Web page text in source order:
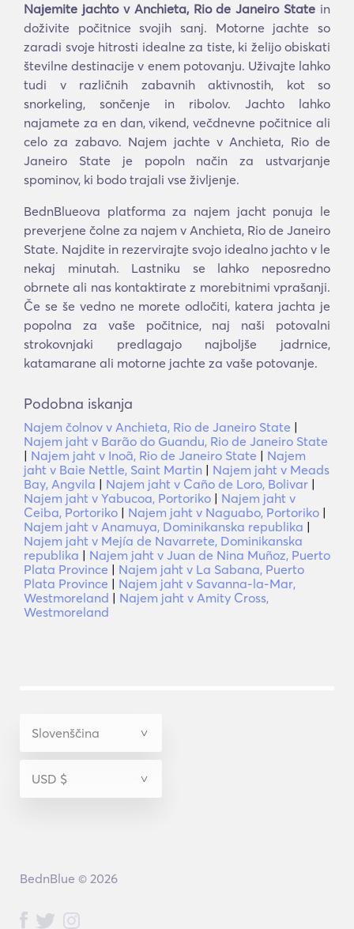
Najemite jachto v Anchieta, Rio de Janeiro State in
doživite počitnice svojih sanj. Motorne jachte so
zaradi svoje hitrosti idealne za tiste, ki želijo obiskati
številne destinacije v enem potovanju. Uživajte lahko
tudi v različnih zabavnih aktivnostih, kot so
snorkeling, sončenje in ribolov. Jachto lahko
najamete za en dan, vikend, večdnevne počitnice ali
celo za zabavo. Najem jachte v Anchieta, Rio de
Janeiro State je popoln način za ustvarjanje
spominov, ki bodo trajali vse življenje.
BednBlueova platforma za najem jacht ponuja le
preverjene čolne za najem v Anchieta, Rio de Janeiro
State. Najdite in rezervirajte svojo idealno jachto v le
nekaj minutah. Lastniku se lahko neposredno
obrnete ali nas kontaktirate z morebitnimi vprašanji.
Če se še vedno ne morete odločiti, katera jachta je
popolna za vaše počitnice, naj naši potovalni
strokovnjaki predlagajo najboljše jadrnice,
katamarane ali motorne jachte za vaše potovanje.
Podobna iskanja
Najem čolnov v Anchieta, Rio de Janeiro State |
Najem jaht v Barão do Guandu, Rio de Janeiro State
| Najem jaht v Inoã, Rio de Janeiro State | Najem
jaht v Baie Nettle, Saint Martin | Najem jaht v Meads
Bay, Angvila | Najem jaht v Caño de Loro, Bolivar |
Najem jaht v Yabucoa, Portoriko | Najem jaht v
Ceiba, Portoriko | Najem jaht v Naguabo, Portoriko |
Najem jaht v Anamuya, Dominikanska republika |
Najem jaht v Mejía de Navarrete, Dominikanska
republika | Najem jaht v Juan de Nina Muñoz, Puerto
Plata Province | Najem jaht v La Sabana, Puerto
Plata Province | Najem jaht v Savanna-la-Mar,
Westmoreland | Najem jaht v Amity Cross,
Westmoreland
BednBlue © 2026